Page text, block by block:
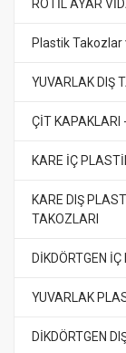
ROTİL AYAR
Plastik Takozlar
YUVARLAK DIŞ
ÇİT KAPAKLARI
KARE İÇ
KARE DIŞ
TAKOZLARI
DİKDÖRTGEN
YUVARLAK
DİKDÖRTGEN